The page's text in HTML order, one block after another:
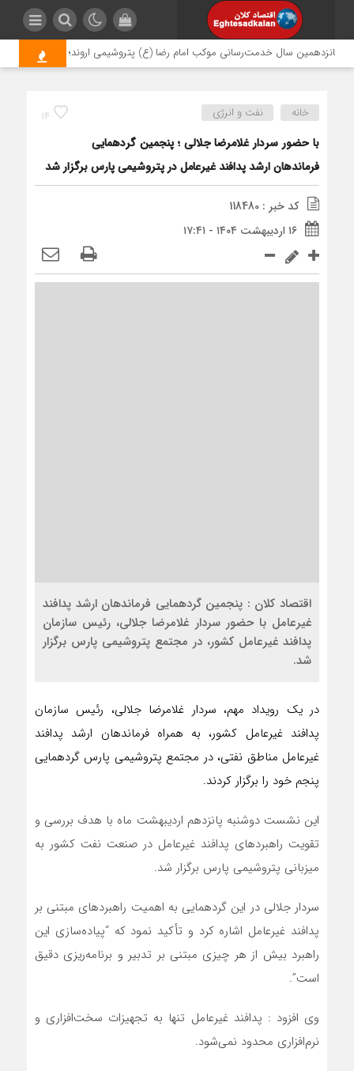
شانزدهمین سال خدمت‌رسانی موکب امام رضا (ع) پتروشیمی اروند؛ روایتی از
14 خانه نفت و انرژی
با حضور سردار غلامرضا جلالی ؛ پنجمین گردهمایی
فرماندهان ارشد پدافند غیرعامل در پتروشیمی پارس برگزار شد
کد خبر : 118480
۱۶ اردیبهشت ۱۴۰۴ - ۱۷:۴۱
اقتصاد کلان : پنجمین گردهمایی فرماندهان ارشد پدافند
غیرعامل با حضور سردار غلامرضا جلالی، رئیس سازمان
پدافند غیرعامل کشور، در مجتمع پتروشیمی پارس برگزار
شد.
در یک رویداد مهم، سردار غلامرضا جلالی، رئیس سازمان
پدافند غیرعامل کشور، به همراه فرماندهان ارشد پدافند
غیرعامل مناطق نفتی، در مجتمع پتروشیمی پارس گردهمایی
پنجم خود را برگزار کردند.
این نشست دوشنبه پانزدهم اردیبهشت ماه با هدف بررسی و
تقویت راهبردهای پدافند غیرعامل در صنعت نفت کشور به
میزبانی پتروشیمی پارس برگزار شد.
سردار جلالی در این گردهمایی به اهمیت راهبردهای مبتنی بر
پدافند غیرعامل اشاره کرد و تأکید نمود که “پیاده‌سازی این
راهبرد بیش از هر چیزی مبتنی بر تدبیر و برنامه‌ریزی دقیق
است”.
وی افزود : پدافند غیرعامل تنها به تجهیزات سخت‌افزاری و
نرم‌افزاری محدود نمی‌شود.